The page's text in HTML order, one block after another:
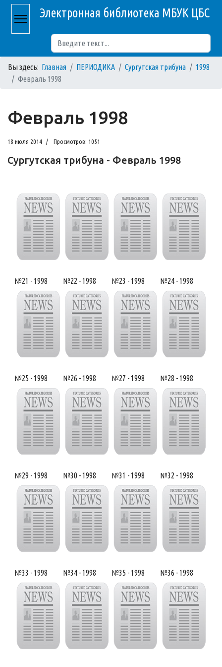
Электронная библиотека МБУК ЦБС
Вы здесь: Главная ПЕРИОДИКА Сургутская трибуна
1998
Февраль 1998
Февраль 1998
18 июля 2014 Просмотров: 1051
Сургутская трибуна - Февраль 1998
№21 - 1998 №22 - 1998 №23 - 1998 №24 - 1998
№25 - 1998 №26 - 1998 №27 - 1998 №28 - 1998
№29 - 1998 №30 - 1998 №31 - 1998 №32 - 1998
№33 - 1998 №34 - 1998 №35 - 1998 №36 - 1998